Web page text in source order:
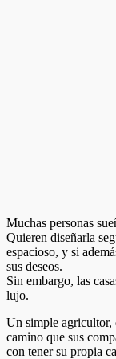
Muchas personas
Quieren diseñarla
espacioso, y si
sus deseos.
Sin embargo, las
lujo.
Un simple agricultor,
camino que sus
con tener su propia